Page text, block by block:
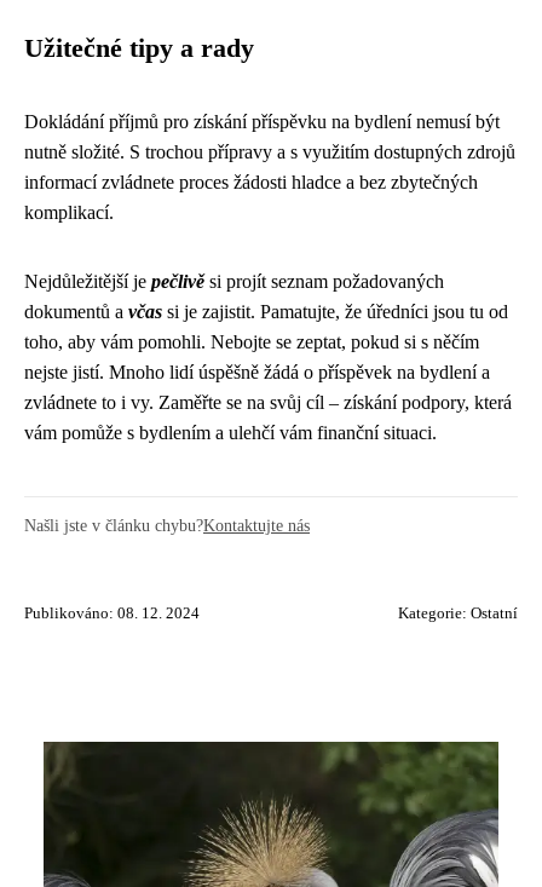
Užitečné tipy a rady
Dokládání příjmů pro získání příspěvku na bydlení nemusí být
nutně složité. S trochou přípravy a s využitím dostupných zdrojů
informací zvládnete proces žádosti hladce a bez zbytečných
komplikací.
Nejdůležitější je pečlivěsi projít seznam požadovaných
dokumentů a včas si je zajistit. Pamatujte, že úředníci jsou tu od
toho, aby vám pomohli. Nebojte se zeptat, pokud si s něčím
nejste jistí. Mnoho lidí úspěšně žádá o příspěvek na bydlení a
zvládnete to i vy. Zaměřte se na svůj cíl – získání podpory, která
vám pomůže s bydlením a ulehčí vám finanční situaci.
Našli jste v článku chybu?Kontaktujte nás
Publikováno: 08. 12. 2024 Kategorie: Ostatní